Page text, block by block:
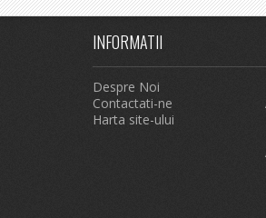
INFORMATII
Despre Noi
Contactati-ne
Harta site-ului